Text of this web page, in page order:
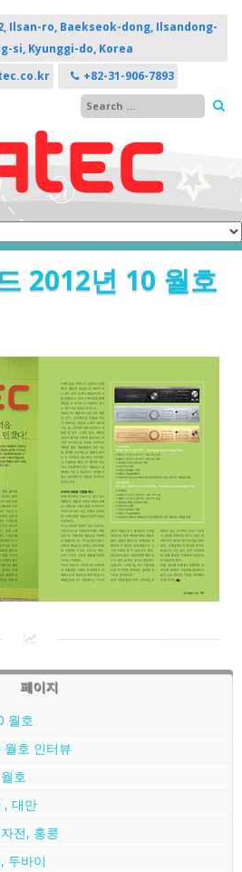
Ilsan-ro, Baekseok-dong, Ilsandong-
si, Kyunggi-do, Korea
+82-31-906-7893
2012년 10 월호
페이지
월호
호 인터뷰
호
, 대만
전, 홍콩
두바이